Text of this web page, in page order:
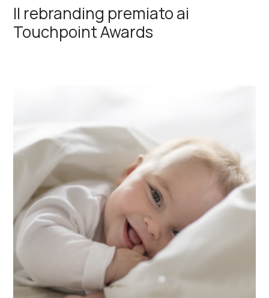
Il rebranding premiato ai
Touchpoint Awards